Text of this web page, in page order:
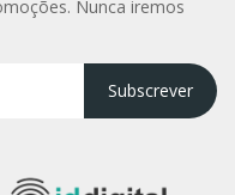
Nunca iremos
Subscrever